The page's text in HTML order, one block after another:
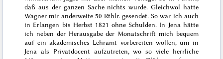
daß aus der ganzen Sache nichts wurde. Gleichwol hatte
Wagner mir anderweite 50 Rthlr. gesendet. So war ich auch
in Erlangen bis Herbst 1821 ohne Schulden. In Jena hätte
ich neben der Herausgabe der Monatschrift mich bequem
auf ein akademisches Lehramt vorbereiten wollen, um in
Jena als Privatdocent aufzutreten, wo so viele herrliche